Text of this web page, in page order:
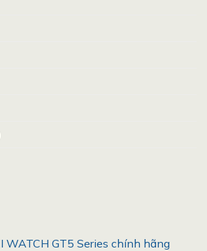
WATCH GT5 Series chính hãng